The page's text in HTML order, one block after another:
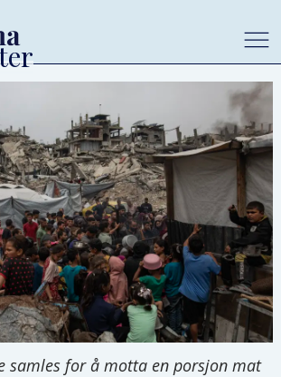
samles for å motta en porsjon mat